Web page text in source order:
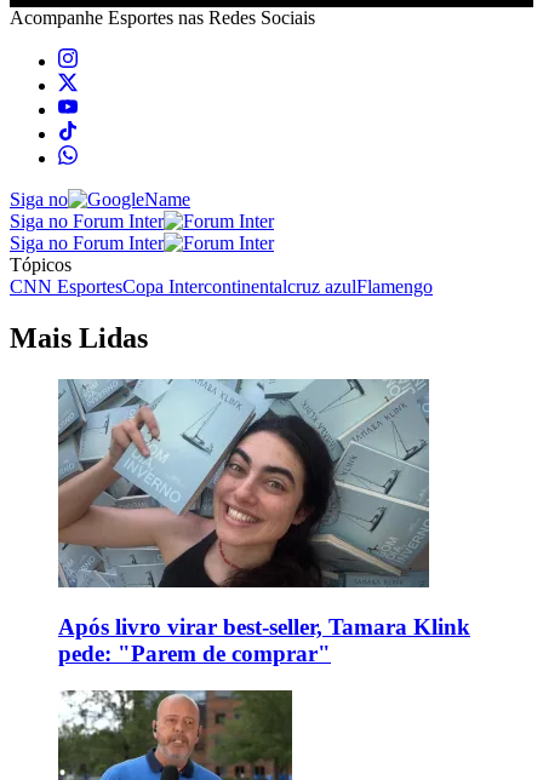
Acompanhe Esportes nas Redes Sociais
Siga no
Siga no Forum Inter
Siga no Forum Inter
Tópicos
CNN EsportesCopa Intercontinentalcruz azulFlamengo
Mais Lidas
Após livro virar best-seller, Tamara Klink
pede: "Parem de comprar"